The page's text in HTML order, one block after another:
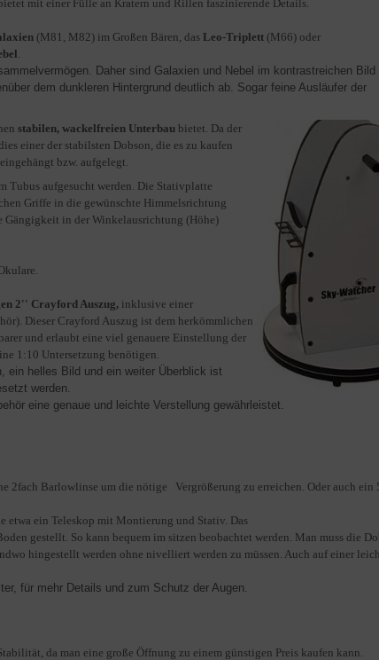
mit einer Fülle an Kratern und Rillen faszinierende Details.
(M81, M82) im Großen Bären, das Leo-Triplett (M66) oder
Daher sind Galaxien und Nebel im kontrastreichen Bild
dem dunkleren Hintergrund deutlich ab. Sogar feine Ausläufer der
stabilen, wackelfreien Unterbau bietet. Da der
einer der stabilsten Dobson, die es zu kaufen
bzw. aufgelegt.
Tubus aufgesucht werden. Die Stativplatte
Griffe in die gewünschte Himmelsrichtung
in der Winkelausrichtung (Höhe)
2'' Crayford Auszug, inklusive einer
Dieser Crayford Auszug ist dem herkömmlichen
und erlaubt eine viel genauere Einstellung der
1:10 Untersetzung benötigen.
ein helles Bild und ein weiter Überblick ist
werden.
eine genaue und leichte Verstellung gewährleistet.
2fach Barlowlinse um die nötige Vergrößerung zu erreichen. Oder auch ein
etwa ein Teleskop mit Montierung und Stativ. Das
gestellt. So kann bequem im sitzen beobachtet werden. Man muss die
hingestellt werden ohne nivelliert werden zu müssen. Auch auf einer
für mehr Details und zum Schutz der Augen.
da man eine große Öffnung zu einem günstigen Preis kaufen kann.